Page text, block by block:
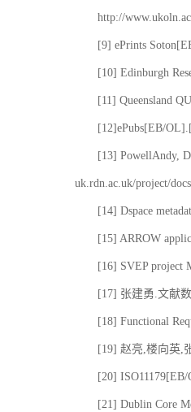
http://
[9] ePrints
[10] Edinburgh
[11] Queensland
[12]ePubs[EB/
[13] PowellAndy,
uk.rdn.ac.uk/project/
[14] Dspace
[15] ARROW
[16] SVEP project
[17] 张建勇.文献
[18] Functional
[19] 赵亮,楼向英,
[20] ISO11179[EB/
[21] Dublin Core